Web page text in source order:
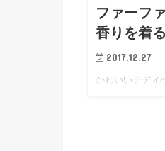
ファーフ
香りを着る
2017.12.27
かわいいテディ